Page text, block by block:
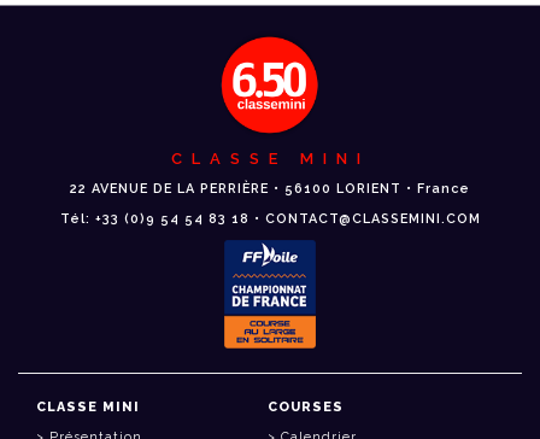
CLASSE MINI
22 AVENUE DE LA PERRIÈRE • 56100 LORIENT • France
Tél: +33 (0)9 54 54 83 18 • CONTACT@CLASSEMINI.COM
CLASSE MINI
COURSES